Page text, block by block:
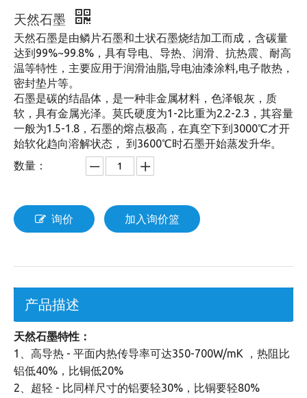
天然石墨
天然石墨是由鳞片石墨和土状石墨烧结加工而成，含碳量
达到99%~99.8%，具有导电、导热、润滑、抗热震、耐高
温等特性，主要应用于润滑油脂,导电油漆涂料,电子散热，
密封垫片等。
石墨是碳的结晶体，是一种非金属材料，色泽银灰，质
软，具有金属光泽。莫氏硬度为1-2比重为2.2-2.3，其容量
一般为1.5-1.8，石墨的熔点极高，在真空下到3000℃才开
始软化趋向溶解状态， 到3600℃时石墨开始蒸发升华。
数量：
询价 加入询价篮
产品描述
天然石墨特性：
1、高导热 - 平面内热传导率可达350-700W/mK ，热阻比
铝低40%，比铜低20%
2、超轻 - 比同样尺寸的铝要轻30%，比铜要轻80%